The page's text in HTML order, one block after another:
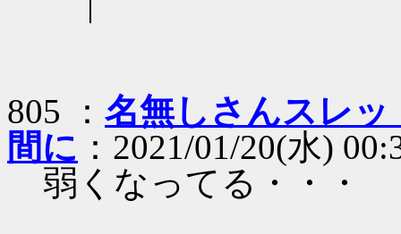
805 ： 名無しさんスレ
間に ：2021/01/20(水)
弱くなってる・・・